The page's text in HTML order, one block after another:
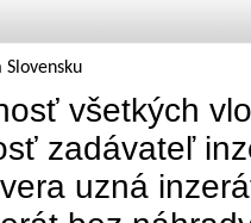
všetkých
zadávateľ
uzná